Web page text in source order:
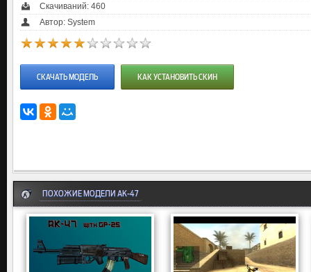
Скачиваний: 460
Автор: System
СКАЧАТЬ МОДЕЛЬ КАК УСТАНОВИТЬ СКИН
ПОХОЖИЕ МОДЕЛИ AK-47